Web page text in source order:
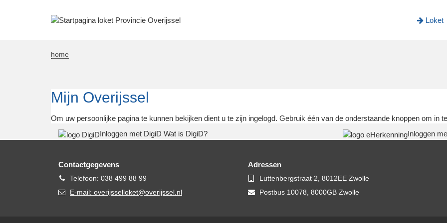
Loket
home
Mijn Overijssel
Om uw persoonlijke pagina te kunnen bekijken dient u te zijn ingelogd. Gebruik één van de onderstaande knoppen om in
Inloggen met DigiD Wat is DigiD? Inloggen
Contactgegevens
Telefoon
Telefoon: 038 499 88 99
E-
E-mail: overijsselloket@overijssel.nl
Adressen
Bezoekadres
Luttenbergstraat 2, 8012EE Zwolle
Postadres
Postbus 10078, 8000GB Zwolle